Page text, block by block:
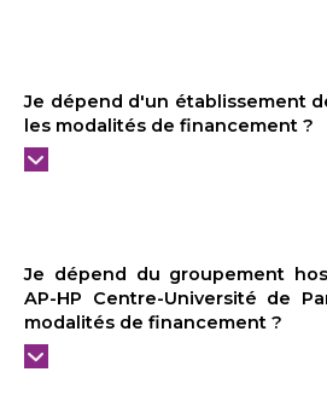
Je dépend d'un établissement
les modalités de financement ?
Je dépend du groupement
AP-HP Centre-Université de
modalités de financement ?